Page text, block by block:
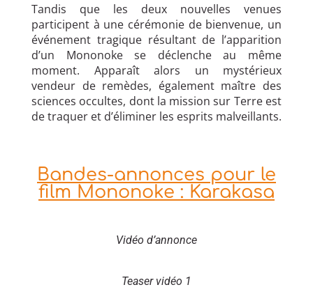
Tandis que les deux nouvelles venues
participent à une cérémonie de bienvenue, un
événement tragique résultant de l’apparition
d’un Mononoke se déclenche au même
moment. Apparaît alors un mystérieux
vendeur de remèdes, également maître des
sciences occultes, dont la mission sur Terre est
de traquer et d’éliminer les esprits malveillants.
Bandes-annonces pour le
film Mononoke : Karakasa
Vidéo d’annonce
Teaser vidéo 1